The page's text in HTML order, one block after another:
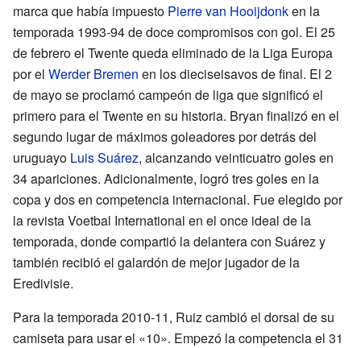
marca que había impuesto Pierre van Hooijdonken la
temporada 1993-94 de doce compromisos con gol. El 25
de febrero el Twente queda eliminado de la Liga Europa
por el Werder Bremen en los dieciseisavos de final. El 2
de mayo se proclamó campeón de liga que significó el
primero para el Twente en su historia. Bryan finalizó en el
segundo lugar de máximos goleadores por detrás del
uruguayo Luis Suárez, alcanzando veinticuatro goles en
34 apariciones. Adicionalmente, logró tres goles en la
copa y dos en competencia internacional. Fue elegido por
la revista Voetbal International en el once ideal de la
temporada, donde compartió la delantera con Suárez y
también recibió el galardón de mejor jugador de la
Eredivisie.
Para la temporada 2010-11, Ruiz cambió el dorsal de su
camiseta para usar el «10». Empezó la competencia el 31